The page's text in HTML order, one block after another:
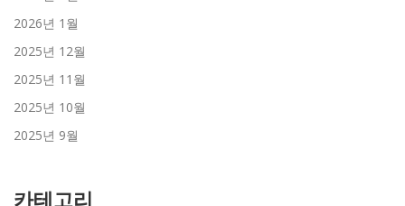
2026년 1월
2025년 12월
2025년 11월
2025년 10월
2025년 9월
카테고리